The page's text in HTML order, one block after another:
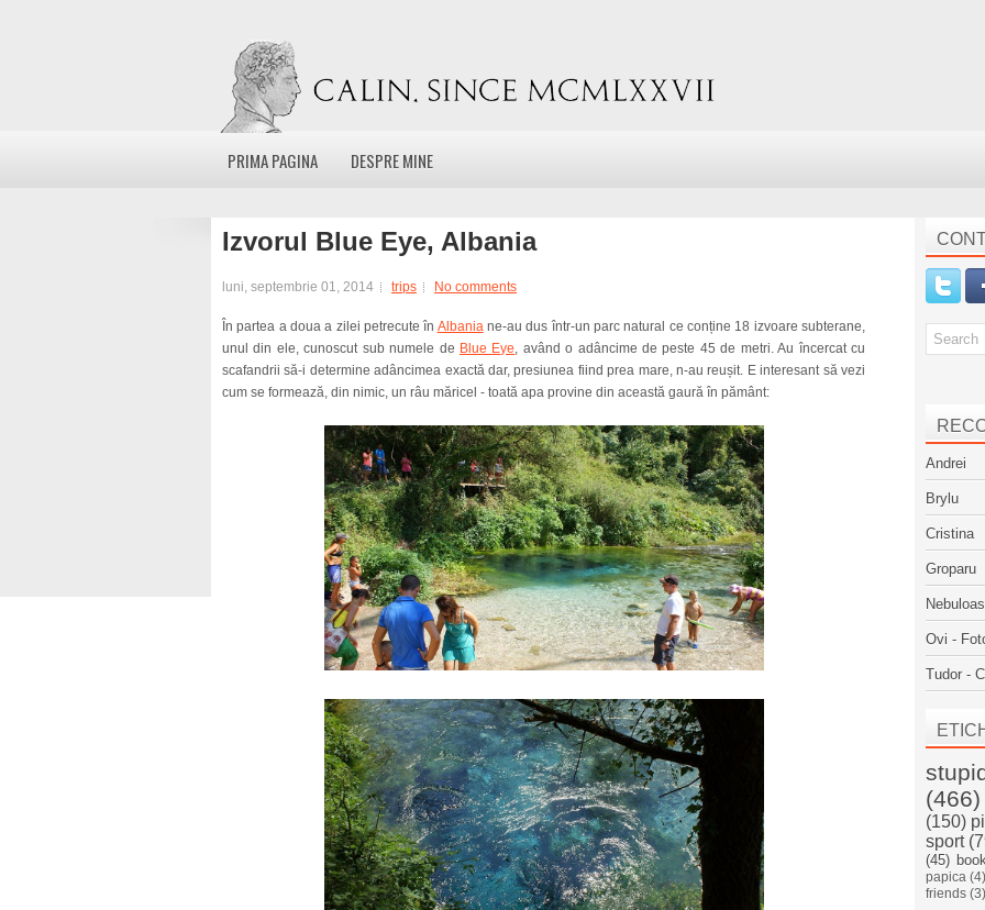
PRIMA PAGINA DESPRE MINE
Izvorul Blue Eye, Albania
luni, septembrie 01, 2014 trips No comments
În partea a doua a zilei petrecute în Albaniane-au dus într-un parc natural ce conține 18 izvoare subterane,
unul din ele, cunoscut sub numele de Blue Eye, având o adâncime de peste 45 de metri. Au încercat cu
scafandrii să-i determine adâncimea exactă dar, presiunea fiind prea mare, n-au reușit. E interesant să vezi
cum se formează, din nimic, un râu măricel - toată apa provine din această gaură în pământ:
Andrei
Brylu
Cristina
Groparu
Ovi -
Tudor -
(466)
(150)
sport
(45)
papica (4)
friends (3)